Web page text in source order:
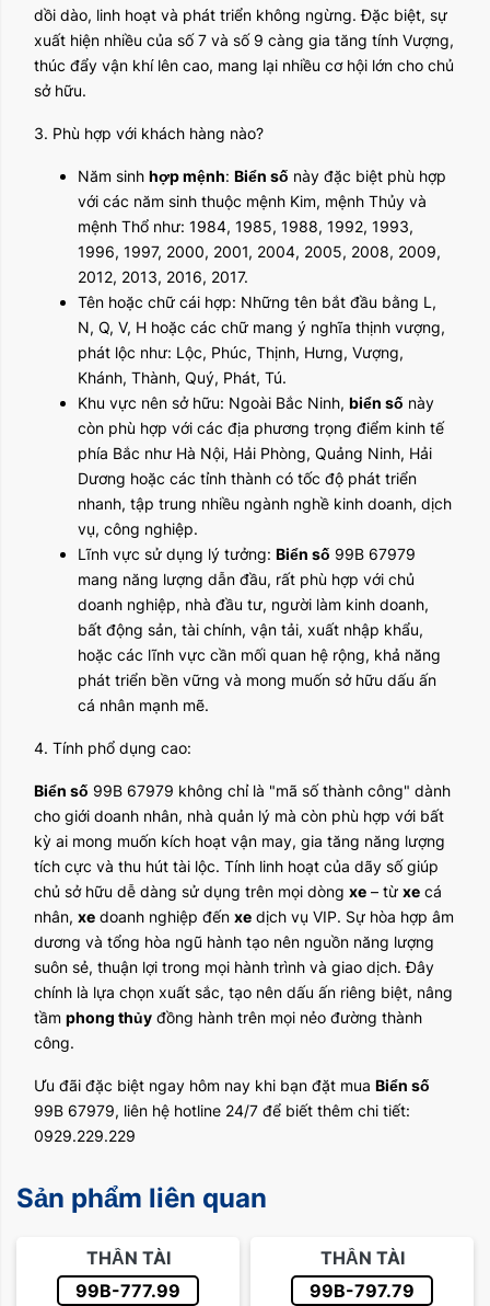
dồi dào, linh hoạt và phát triển không ngừng. Đặc biệt, sự
xuất hiện nhiều của số 7 và số 9 càng gia tăng tính Vượng,
thúc đẩy vận khí lên cao, mang lại nhiều cơ hội lớn cho chủ
sở hữu.
3. Phù hợp với khách hàng nào?
Năm sinh hợp mệnh: Biển số này đặc biệt phù hợp
với các năm sinh thuộc mệnh Kim, mệnh Thủy và
mệnh Thổ như: 1984, 1985, 1988, 1992, 1993,
1996, 1997, 2000, 2001, 2004, 2005, 2008, 2009,
2012, 2013, 2016, 2017.
Tên hoặc chữ cái hợp: Những tên bắt đầu bằng L,
N, Q, V, H hoặc các chữ mang ý nghĩa thịnh vượng,
phát lộc như: Lộc, Phúc, Thịnh, Hưng, Vượng,
Khánh, Thành, Quý, Phát, Tú.
Khu vực nên sở hữu: Ngoài Bắc Ninh, biển số này
còn phù hợp với các địa phương trọng điểm kinh tế
phía Bắc như Hà Nội, Hải Phòng, Quảng Ninh, Hải
Dương hoặc các tỉnh thành có tốc độ phát triển
nhanh, tập trung nhiều ngành nghề kinh doanh, dịch
vụ, công nghiệp.
Lĩnh vực sử dụng lý tưởng: Biển số 99B 67979
mang năng lượng dẫn đầu, rất phù hợp với chủ
doanh nghiệp, nhà đầu tư, người làm kinh doanh,
bất động sản, tài chính, vận tải, xuất nhập khẩu,
hoặc các lĩnh vực cần mối quan hệ rộng, khả năng
phát triển bền vững và mong muốn sở hữu dấu ấn
cá nhân mạnh mẽ.
4. Tính phổ dụng cao:
Biển số 99B 67979 không chỉ là "mã số thành công" dành
cho giới doanh nhân, nhà quản lý mà còn phù hợp với bất
kỳ ai mong muốn kích hoạt vận may, gia tăng năng lượng
tích cực và thu hút tài lộc. Tính linh hoạt của dãy số giúp
chủ sở hữu dễ dàng sử dụng trên mọi dòng xe – từ xe cá
nhân, xe doanh nghiệp đến xe dịch vụ VIP. Sự hòa hợp âm
dương và tổng hòa ngũ hành tạo nên nguồn năng lượng
suôn sẻ, thuận lợi trong mọi hành trình và giao dịch. Đây
chính là lựa chọn xuất sắc, tạo nên dấu ấn riêng biệt, nâng
tầm phong thủy đồng hành trên mọi nẻo đường thành
công.
Ưu đãi đặc biệt ngay hôm nay khi bạn đặt mua Biển số
99B 67979, liên hệ hotline 24/7 để biết thêm chi tiết:
0929.229.229
Sản phẩm liên quan
THẦN TÀI
99B-777.99
THẦN TÀI
99B-797.79